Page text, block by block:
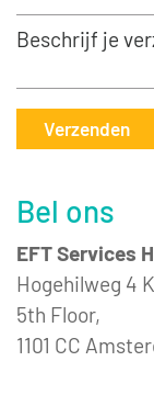
Beschrijf je
Verzenden
Bel ons
EFT Services
Hogehilweg 4
5th Floor,
1101 CC